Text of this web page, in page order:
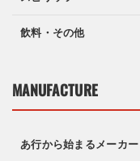
飲料・その他
MANUFACTURE
あ行から始まるメーカー